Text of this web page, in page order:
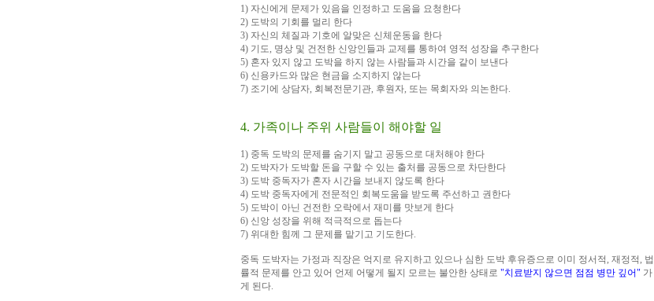
1) 자신에게 문제가 있음을 인정하고 도움을 요청한다
2) 도박의 기회를 멀리 한다
3) 자신의 체질과 기호에 알맞은 신체운동을 한다
4) 기도, 명상 및 건전한 신앙인들과 교제를 통하여 영적 성장을 추구한다
5) 혼자 있지 않고 도박을 하지 않는 사람들과 시간을 같이 보낸다
6) 신용카드와 많은 현금을 소지하지 않는다
7) 조기에 상담자, 회복전문기관, 후원자, 또는 목회자와 의논한다.
4. 가족이나 주위 사람들이 해야할 일
1) 중독 도박의 문제를 숨기지 말고 공동으로 대처해야 한다
2) 도박자가 도박할 돈을 구할 수 있는 출처를 공동으로 차단한다
3) 도박 중독자가 혼자 시간을 보내지 않도록 한다
4) 도박 중독자에게 전문적인 회복도움을 받도록 주선하고 권한다
5) 도박이 아닌 건전한 오락에서 재미를 맛보게 한다
6) 신앙 성장을 위해 적극적으로 돕는다
7) 위대한 힘께 그 문제를 맡기고 기도한다.
중독 도박자는 가정과 직장은 억지로 유지하고 있으나 심한 도박 후유증으로 이미 정서적, 재정적, 법
률적 문제를 안고 있어 언제 어떻게 될지 모르는 불안한 상태로 "치료받지 않으면 점점 병만 깊어" 가
게 된다.